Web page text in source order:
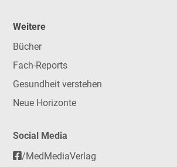
Weitere
Bücher
Fach-Reports
Gesundheit verstehen
Neue Horizonte
Social Media
/MedMediaVerlag